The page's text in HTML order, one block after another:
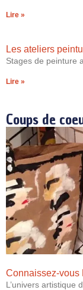
Lire »
Les ateliers
Stages de peinture
Lire »
Coups de
Connaissez-vous
L’univers artistique